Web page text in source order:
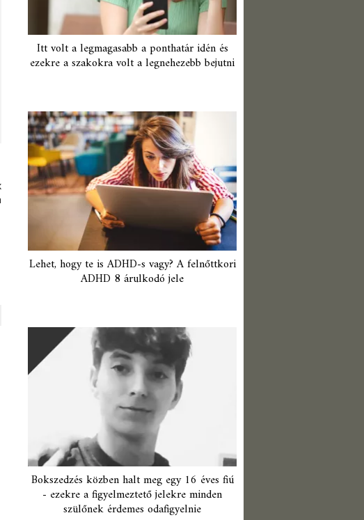
Itt volt a legmagasabb a ponthatár idén és
ezekre a szakokra volt a legnehezebb bejutni
Lehet, hogy te is ADHD-s vagy? A felnőttkori
ADHD 8 árulkodó jele
Bokszedzés közben halt meg egy 16 éves fiú
- ezekre a figyelmeztető jelekre minden
szülőnek érdemes odafigyelnie